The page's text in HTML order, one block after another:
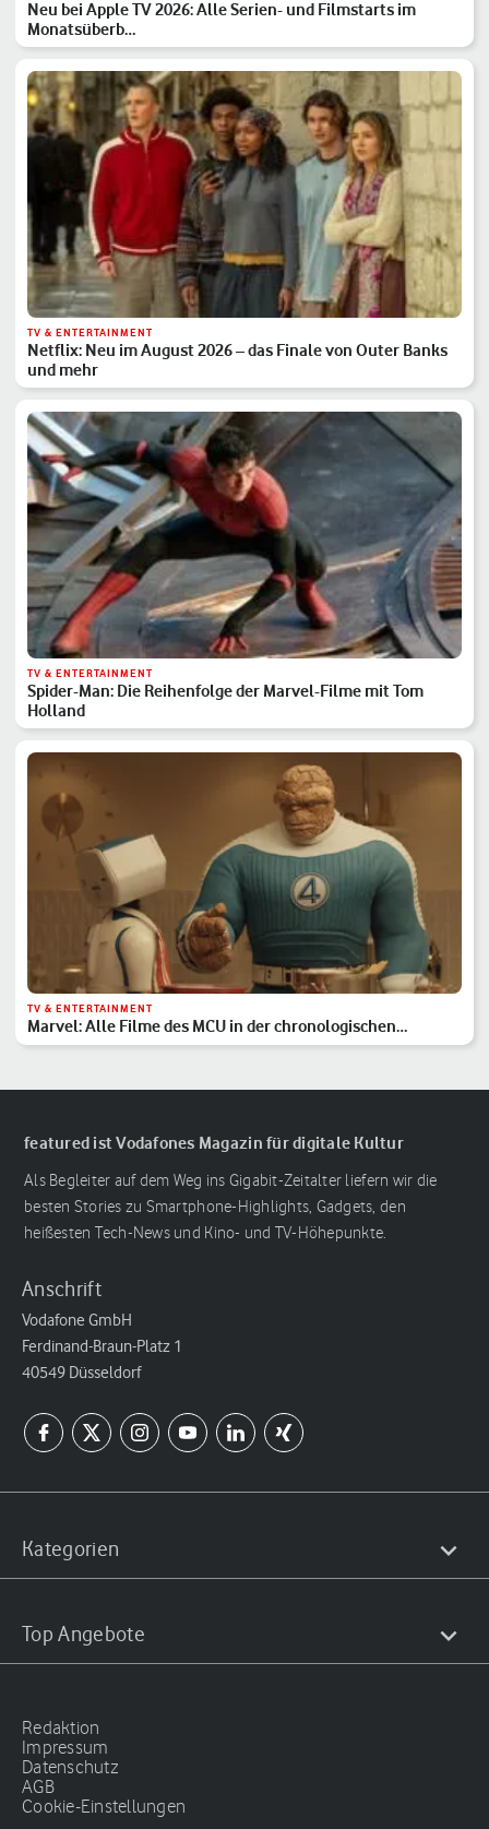
Neu bei Apple TV 2026: Alle Serien- und Filmstarts im
Monatsüberb…
TV & ENTERTAINMENT
Netflix: Neu im August 2026 – das Finale von Outer Banks
und mehr
TV & ENTERTAINMENT
Spider-Man: Die Reihenfolge der Marvel-Filme mit Tom
Holland
TV & ENTERTAINMENT
Marvel: Alle Filme des MCU in der chronologischen
Reihenfolge
featured ist Vodafones Magazin für digitale Kultur
Als Begleiter auf dem Weg ins Gigabit-Zeitalter liefern wir die
besten Stories zu Smartphone-Highlights, Gadgets, den
heißesten Tech-News und Kino- und TV-Höhepunkte.
Anschrift
Vodafone GmbH
Ferdinand-Braun-Platz 1
40549 Düsseldorf
Kategorien
Top Angebote
Redaktion
Impressum
Datenschutz
AGB
Cookie-Einstellungen